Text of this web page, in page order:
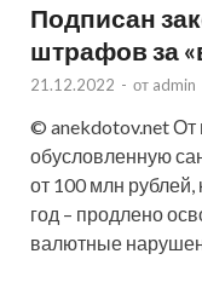
Подписан
штрафов за
21.12.2022 - от admin
© anekdotov.net
обусловленную
от 100 млн рублей,
год – продлено
валютные